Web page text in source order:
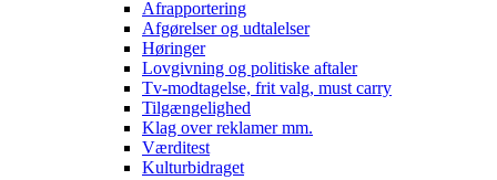
Afrapportering
Afgørelser og udtalelser
Høringer
Lovgivning og politiske aftaler
Tv-modtagelse, frit valg, must carry
Tilgængelighed
Klag over reklamer mm.
Værditest
Kulturbidraget